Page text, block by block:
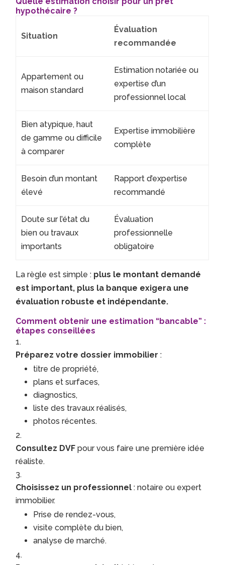
hypothécaire ?
Situation
Évaluation
recommandée
Appartement ou
maison standard
Estimation notariée ou
expertise d’un
professionnel local
Bien atypique, haut
de gamme ou difficile
à comparer
Expertise immobilière
complète
Besoin d’un montant
élevé
Rapport d’expertise
recommandé
Doute sur l’état du
bien ou travaux
importants
Évaluation
professionnelle
obligatoire
La règle est simple : plus le montant demandé
est important, plus la banque exigera une
évaluation robuste et indépendante.
Comment obtenir une estimation “bancable” :
étapes conseillées
Préparez votre dossier immobilier :
titre de propriété,
plans et surfaces,
diagnostics,
liste des travaux réalisés,
photos récentes.
Consultez DVF pour vous faire une première idée
réaliste.
Choisissez un professionnel : notaire ou expert
immobilier.
Prise de rendez-vous,
visite complète du bien,
analyse de marché.